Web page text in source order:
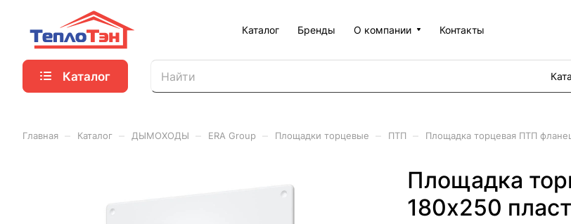
Каталог Бренды О компании Контакты
Каталог
Главная Каталог ДЫМОХОДЫ ERA Group Площадки торцевые ПТП Площадка торцевая ПТП
Площадка
180х250